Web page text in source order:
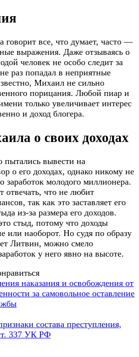
говорит все, что думает, часто —
выражения. Даже отзываясь о
человек не особо следит за
раз попадал в неприятные
Михаил не сильно
порицания. Любой пиар и
только увеличивает интерес
и доход блогера.
о своих доходах
пытались вывести на
о его доходах, однако никому не
заработок молодого миллионера.
отвечать, что не любит
так как это заставляет его
из-за размера его доходов.
стыд, потому что доходы
или наоборот. Но судя по образу
Литвин, можно смело
у него явно на высоте.
наказания и освобождения от
за самовольное оставление
состава преступления,
337 УК РФ